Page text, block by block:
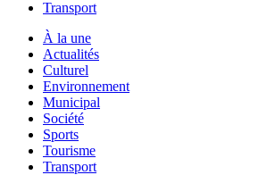
Transport
À la une
Actualités
Culturel
Environnement
Municipal
Société
Sports
Tourisme
Transport